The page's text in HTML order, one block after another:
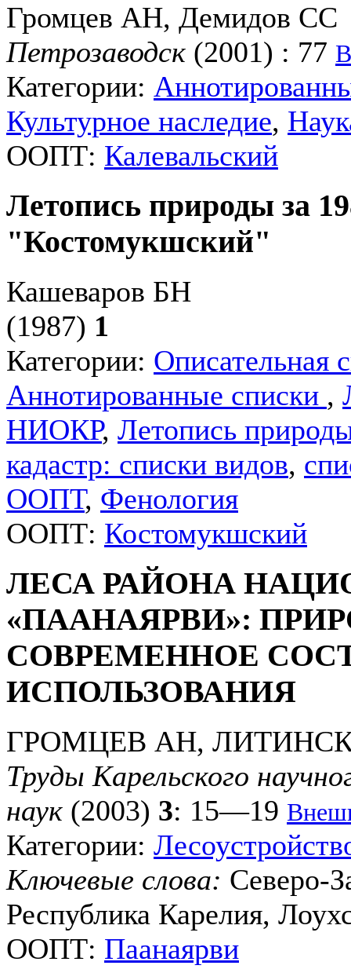
Громцев АН, Демидов СС
Петрозаводск (2001) : 77
Категории:
Культурное наследие,
ООПТ: Калевальский
Летопись природы за
"Костомукшский"
Кашеваров БН
(1987) 1
Категории: Описательная
Аннотированные списки ,
НИОКР, Летопись
кадастр: списки видов,
ООПТ, Фенология
ООПТ: Костомукшский
ЛЕСА РАЙОНА
«ПААНАЯРВИ»:
СОВРЕМЕННОЕ
ИСПОЛЬЗОВАНИЯ
ГРОМЦЕВ АН,
Труды Карельского
наук (2003) 3: 15—19
Категории:
Ключевые слова: Северо-
Республика Карелия,
ООПТ: Паанаярви